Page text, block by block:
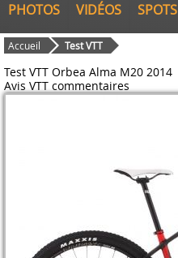
PHOTOS VIDÉOS SPOTS
Accueil Test VTT
Test VTT Orbea Alma M20 2014
Avis VTT commentaires